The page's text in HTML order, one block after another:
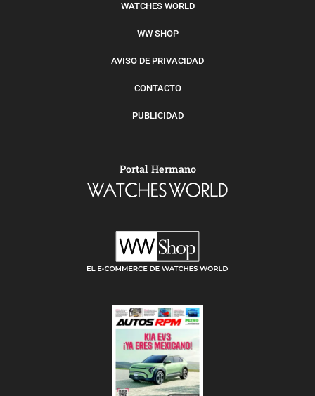
WATCHES WORLD
WW SHOP
AVISO DE PRIVACIDAD
CONTACTO
PUBLICIDAD
Portal Hermano